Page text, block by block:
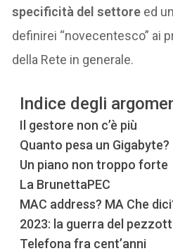
specificità del settore ed
definirei “novecentesco” ai
della Rete in generale.
Indice degli
Il gestore non c’è più
Quanto pesa un Gigabyte?
Un piano non troppo forte
La BrunettaPEC
MAC address? MA Che
2023: la guerra del
Telefona fra cent’anni